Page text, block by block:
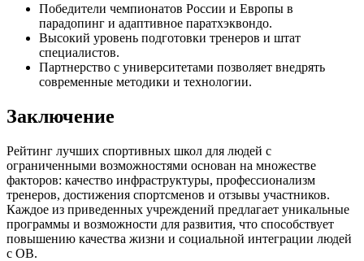
Победители чемпионатов России и Европы в
парадопинг и адаптивное паратхэквондо.
Высокий уровень подготовки тренеров и штат
специалистов.
Партнерство с университетами позволяет внедрять
современные методики и технологии.
Заключение
Рейтинг лучших спортивных школ для людей с
ограниченными возможностями основан на множестве
факторов: качество инфраструктуры, профессионализм
тренеров, достижения спортсменов и отзывы участников.
Каждое из приведенных учреждений предлагает уникальные
программы и возможности для развития, что способствует
повышению качества жизни и социальной интеграции людей
с ОВ.